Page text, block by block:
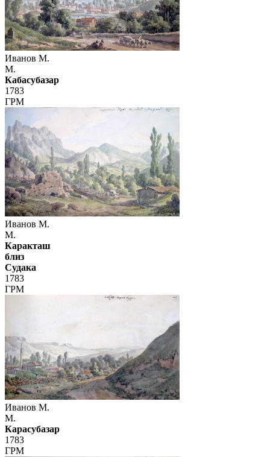
Иванов М.
М.
Кабасубазар
1783
ГРМ
Иванов М.
М.
Каракташ
близ
Судака
1783
ГРМ
Иванов М.
М.
Карасубазар
1783
ГРМ